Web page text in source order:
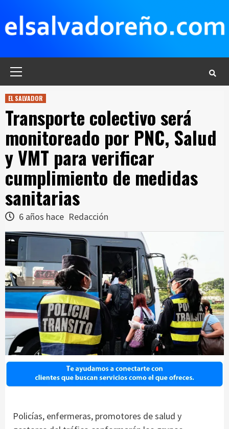
contenido
EL SALVADOR
Transporte colectivo será
monitoreado por PNC, Salud
y VMT para verificar
cumplimiento de medidas
sanitarias
6 años hace Redacción
Policías, enfermeras, promotores de salud y